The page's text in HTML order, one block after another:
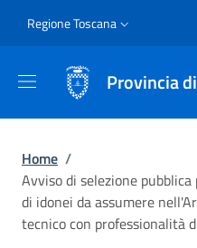
Slim
Regione Toscana
Provincia
Briciole di pane
Home /
Avviso di selezione
di idonei da assumere
tecnico con professionalità